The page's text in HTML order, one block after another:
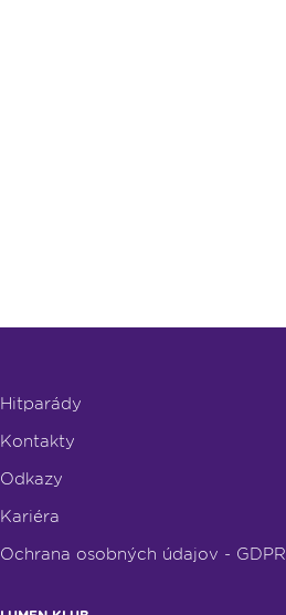
Hitparády
Kontakty
Odkazy
Kariéra
Ochrana osobných údajov - GDPR